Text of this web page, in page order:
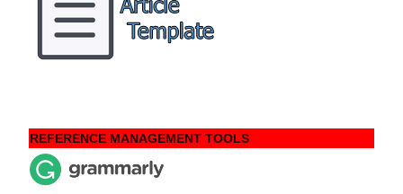
REFERENCE MANAGEMENT TOOLS